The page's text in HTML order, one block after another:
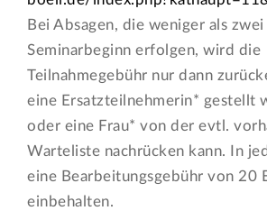
Bei Absagen, die weniger als
Seminarbeginn erfolgen, wird die
Teilnahmegebühr nur dann
eine Ersatzteilnehmerin* gestellt
oder eine Frau* von der evtl.
Warteliste nachrücken kann. In
eine Bearbeitungsgebühr von 20
einbehalten.